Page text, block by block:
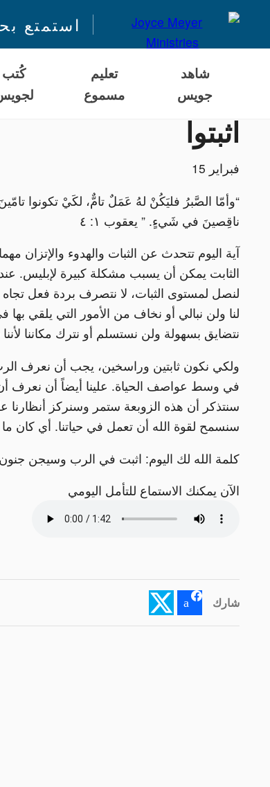
استمتع
شاهد
جويس
تعليم
مسموع
كُتب
اثبتوا
فبراير 15
“وأمّا الصَّبرُ فليَكُنْ لهُ عَمَلٌ تامٌّ، لكَيْ تكونوا
ناقِصينَ في شَيءٍ. ” يعقوب ١: ٤
آية اليوم تتحدث عن الثبات والهدوء والإتزان
الثابت يمكن أن يسبب مشكلة كبيرة لإبليس.
لنصل لمستوى الثبات، لا نتصرف بردة فعل
لنا ولن نبالي أو نخاف من الأمور التي يلقي بها
نتضايق بسهولة ولن نستسلم أو نترك مكاننا
ولكي نكون ثابتين وراسخين، يجب أن نعرف
في وسط عواصف الحياة. علينا أيضاً أن نعرف
سنتذكر أن هذه الزوبعة ستمر وسنركز أنظارنا
سنسمح لقوة الله أن تعمل في حياتنا. أي كان
كلمة الله لك اليوم: اثبت في الرب وسيجن
الآن يمكنك الاستماع للتأمل اليومي
شارك